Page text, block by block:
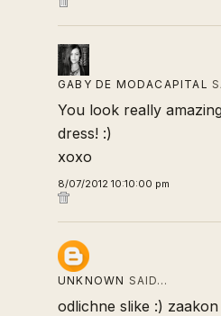
GABY DE MODACAPITAL
You look really
dress! :)
xoxo
8/07/2012 10:10:00 pm
UNKNOWN SAID…
odlichne slike :) zaakon